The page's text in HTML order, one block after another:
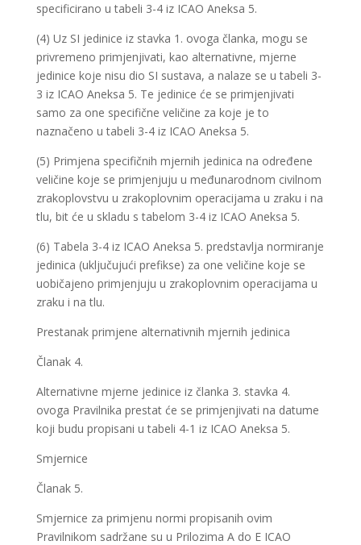
specificirano u tabeli 3-4 iz ICAO Aneksa 5.
(4) Uz SI jedinice iz stavka 1. ovoga članka, mogu se
privremeno primjenjivati, kao alternativne, mjerne
jedinice koje nisu dio SI sustava, a nalaze se u tabeli 3-
3 iz ICAO Aneksa 5. Te jedinice će se primjenjivati
samo za one specifične veličine za koje je to
naznačeno u tabeli 3-4 iz ICAO Aneksa 5.
(5) Primjena specifičnih mjernih jedinica na određene
veličine koje se primjenjuju u međunarodnom civilnom
zrakoplovstvu u zrakoplovnim operacijama u zraku i na
tlu, bit će u skladu s tabelom 3-4 iz ICAO Aneksa 5.
(6) Tabela 3-4 iz ICAO Aneksa 5. predstavlja normiranje
jedinica (uključujući prefikse) za one veličine koje se
uobičajeno primjenjuju u zrakoplovnim operacijama u
zraku i na tlu.
Prestanak primjene alternativnih mjernih jedinica
Članak 4.
Alternativne mjerne jedinice iz članka 3. stavka 4.
ovoga Pravilnika prestat će se primjenjivati na datume
koji budu propisani u tabeli 4-1 iz ICAO Aneksa 5.
Smjernice
Članak 5.
Smjernice za primjenu normi propisanih ovim
Pravilnikom sadržane su u Prilozima A do E ICAO